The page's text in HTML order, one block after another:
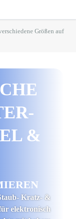
Größen auf
&
Kratz- &
elektronisch